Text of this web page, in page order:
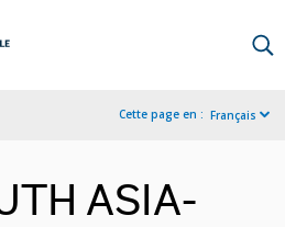
Cette page en : Français
ASIA-